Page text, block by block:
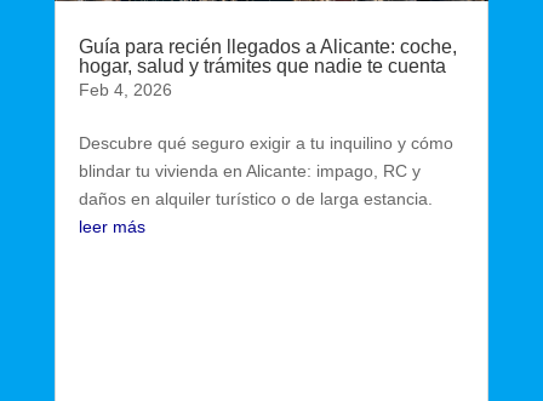
Guía para recién llegados a Alicante: coche,
hogar, salud y trámites que nadie te cuenta
Feb 4, 2026
Descubre qué seguro exigir a tu inquilino y cómo
blindar tu vivienda en Alicante: impago, RC y
daños en alquiler turístico o de larga estancia.
leer más